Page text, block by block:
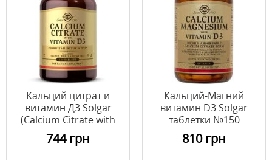
Кальций цитрат и
витамин Д3 Solgar
(Calcium Citrate with
Vitamin D3) 250 мг/150
МЕ 120 таблеток
744 грн
Кальций-Магний
витамин D3 Solgar
таблетки №150
810 грн